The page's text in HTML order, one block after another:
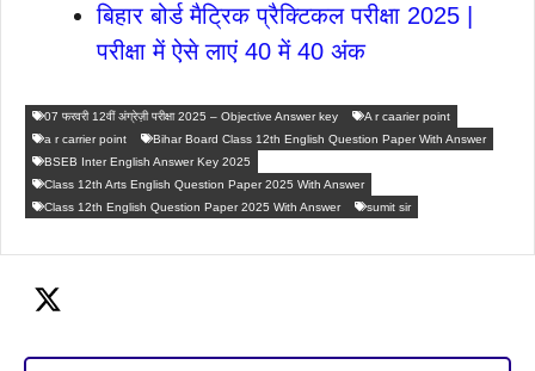
बिहार बोर्ड मैट्रिक प्रैक्टिकल परीक्षा 2025 |
परीक्षा में ऐसे लाएं 40 में 40 अंक
07 फरवरी 12वीं अंग्रेज़ी परीक्षा 2025 – Objective Answer key
A r caarier point
a r carrier point
Bihar Board Class 12th English Question Paper With Answer
BSEB Inter English Answer Key 2025
Class 12th Arts English Question Paper 2025 With Answer
Class 12th English Question Paper 2025 With Answer
sumit sir